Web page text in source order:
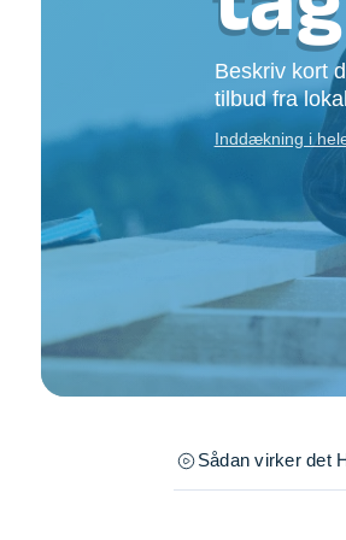
Beskriv kort
tilbud fra
Inddækning i
Sådan virker det